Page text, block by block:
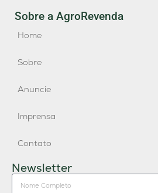
Sobre a AgroRevenda
Home
Sobre
Anuncie
Imprensa
Contato
Newsletter